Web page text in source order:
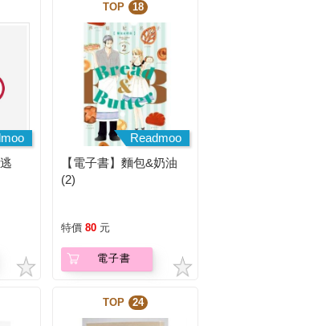
TOP 18
Readmoo
【電子書】麵包&奶油
(2)
特價 80 元
電子書
TOP 24